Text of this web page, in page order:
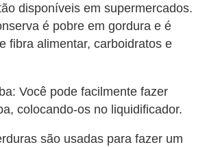
disponíveis em supermercados.
é pobre em gordura e é
fibra alimentar, carboidratos e
Você pode facilmente fazer
colocando-os no liquidificador.
são usadas para fazer um